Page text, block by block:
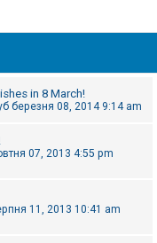
in 8 March!
березня 08, 2014 9:14 am
07, 2013 4:55 pm
11, 2013 10:41 am